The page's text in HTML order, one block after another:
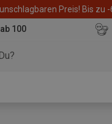
Preis! Bis zu
100